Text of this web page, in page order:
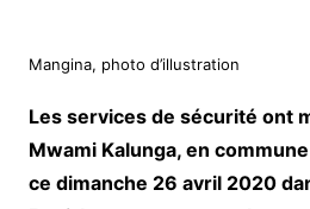
Mangina, photo d’illustration
Les services de sécurité ont
Mwami Kalunga, en
ce dimanche 26 avril 2020